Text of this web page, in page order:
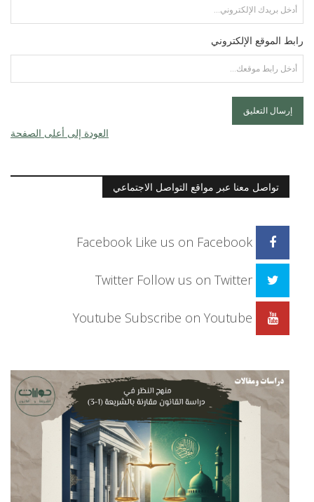
رابط الموقع الإلكتروني
العودة إلى أعلى الصفحة
تواصل معنا عبر مواقع التواصل الاجتماعي
Facebook Like us on Facebook
Twitter Follow us on Twitter
Youtube Subscribe on Youtube